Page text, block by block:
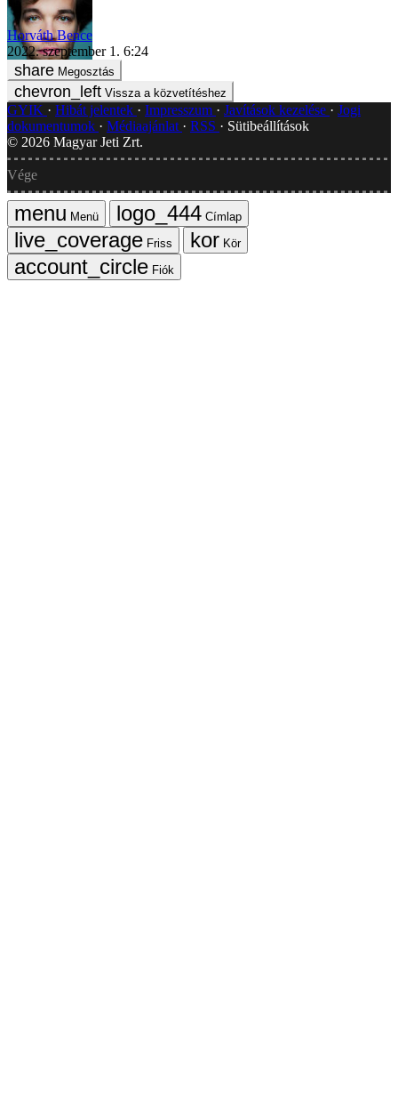
Horváth Bence
2022. szeptember 1. 6:24
Megosztás
Vissza a közvetítéshez
GYIK Hibát jelentek Impresszum Javítások kezelése
Jogi
dokumentumok
Médiaajánlat RSS
Sütibeállítások
© 2026 Magyar Jeti Zrt.
Vége
Menü
Címlap
Friss
Kör
Fiók